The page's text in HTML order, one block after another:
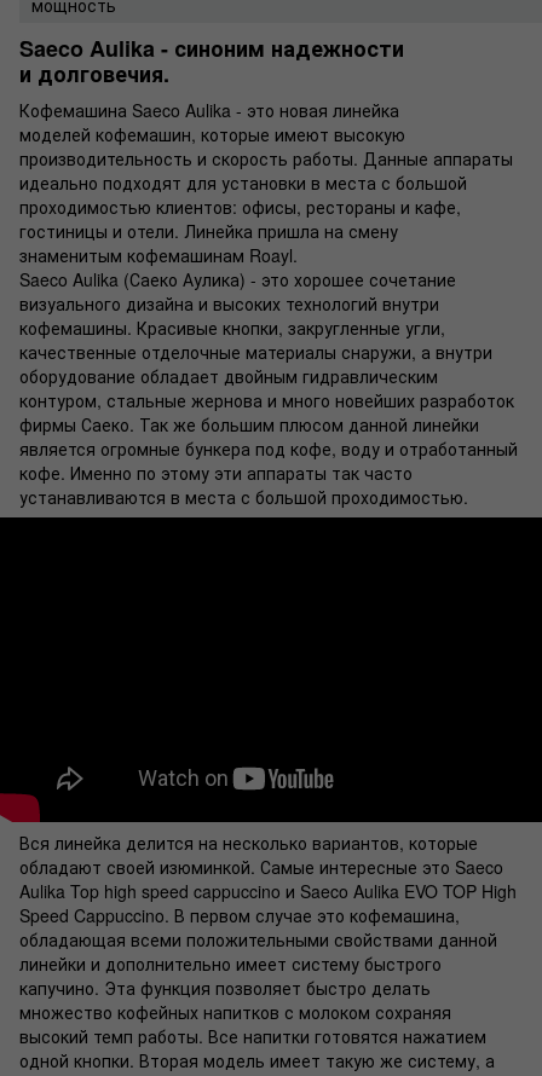
мощность
Saeco Aulika - синоним надежности
и долговечия.
Кофемашина Saeco Aulika - это новая линейка
моделей кофемашин, которые имеют высокую
производительность и скорость работы. Данные аппараты
идеально подходят для установки в места с большой
проходимостью клиентов: офисы, рестораны и кафе,
гостиницы и отели. Линейка пришла на смену
знаменитым кофемашинам Roayl.
Saeco Aulika (Саеко Аулика) - это хорошее сочетание
визуального дизайна и высоких технологий внутри
кофемашины. Красивые кнопки, закругленные угли,
качественные отделочные материалы снаружи, а внутри
оборудование обладает двойным гидравлическим
контуром, стальные жернова и много новейших разработок
фирмы Саеко. Так же большим плюсом данной линейки
является огромные бункера под кофе, воду и отработанный
кофе. Именно по этому эти аппараты так часто
устанавливаются в места с большой проходимостью.
Вся линейка делится на несколько вариантов, которые
обладают своей изюминкой. Самые интересные это Saeco
Aulika Top high speed cappuccino и Saeco Aulika EVO TOP High
Speed Cappuccino. В первом случае это кофемашина,
обладающая всеми положительными свойствами данной
линейки и дополнительно имеет систему быстрого
капучино. Эта функция позволяет быстро делать
множество кофейных напитков с молоком сохраняя
высокий темп работы. Все напитки готовятся нажатием
одной кнопки. Вторая модель имеет такую же систему, а